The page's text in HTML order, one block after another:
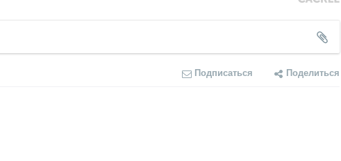
Подписаться Поделиться